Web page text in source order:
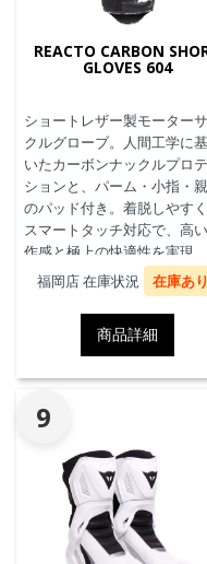
REACTO CARBON
GLOVES 604
ショートレザー製モーター
クルグローブ。人間工学に
いたカーボンナックルプロ
ションと、パーム・小指・
のパッド付き。着脱しやすく
スマートタッチ対応で、高
作感と極上の快適性を実現。
福岡店 在庫状況
在庫あり
商品詳細
9